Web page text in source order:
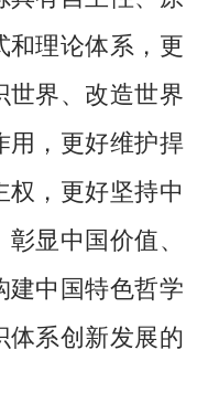
和理论体系，更
世界、改造世界
用，更好维护捍
，更好坚持中
显中国价值、
建中国特色哲学
体系创新发展的